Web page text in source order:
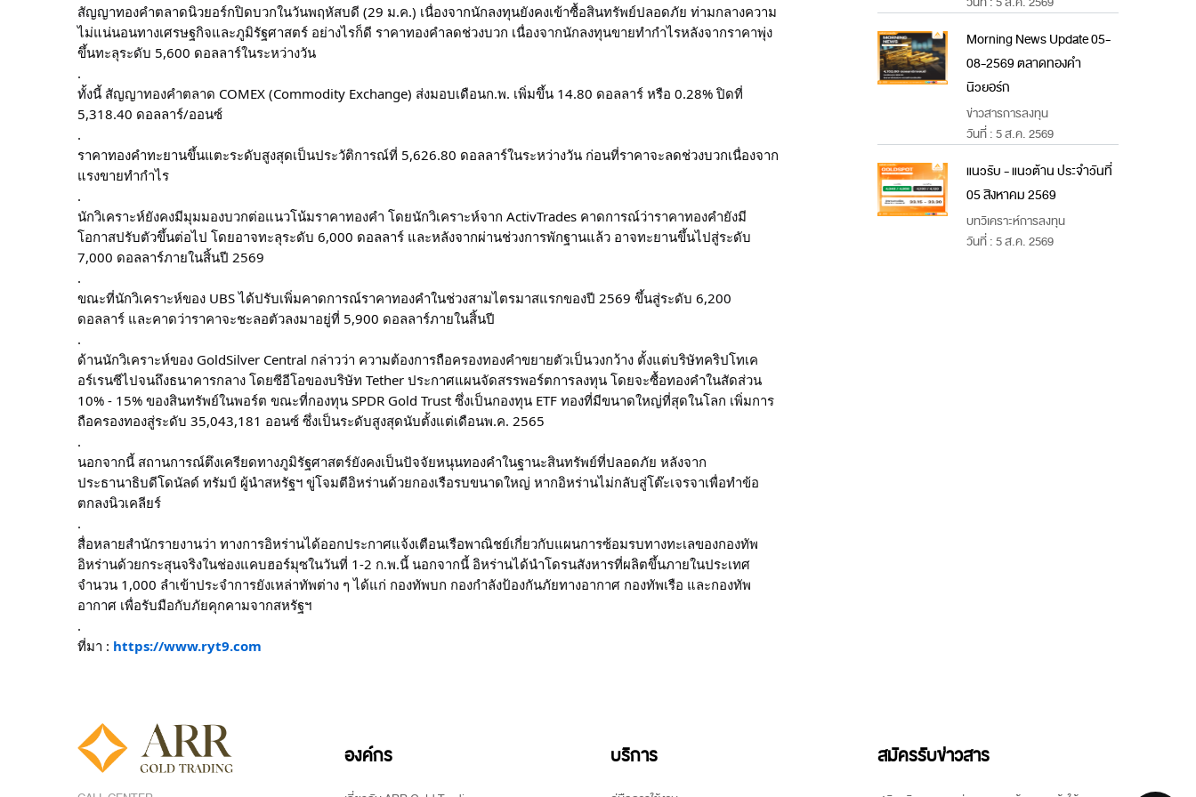
สัญญาทองคำตลาดนิวยอร์กปิดบวกในวันพฤหัสบดี (29 ม.ค.) เนื่องจากนักลงทุนยังคงเข้าซื้อสินทรัพย์ปลอดภัย ท่ามกลางความ
ไม่แน่นอนทางเศรษฐกิจและภูมิรัฐศาสตร์ อย่างไรก็ดี ราคาทองคำลดช่วงบวก เนื่องจากนักลงทุนขายทำกำไรหลังจากราคาพุ่ง
ขึ้นทะลุระดับ 5,600 ดอลลาร์ในระหว่างวัน
.
ทั้งนี้ สัญญาทองคำตลาด COMEX (Commodity Exchange) ส่งมอบเดือนก.พ. เพิ่มขึ้น 14.80 ดอลลาร์ หรือ 0.28% ปิดที่
5,318.40 ดอลลาร์/ออนซ์
.
ราคาทองคำทะยานขึ้นแตะระดับสูงสุดเป็นประวัติการณ์ที่ 5,626.80 ดอลลาร์ในระหว่างวัน ก่อนที่ราคาจะลดช่วงบวกเนื่องจาก
แรงขายทำกำไร
.
นักวิเคราะห์ยังคงมีมุมมองบวกต่อแนวโน้มราคาทองคำ โดยนักวิเคราะห์จาก ActivTrades คาดการณ์ว่าราคาทองคำยังมี
โอกาสปรับตัวขึ้นต่อไป โดยอาจทะลุระดับ 6,000 ดอลลาร์ และหลังจากผ่านช่วงการพักฐานแล้ว อาจทะยานขึ้นไปสู่ระดับ
7,000 ดอลลาร์ภายในสิ้นปี 2569
.
ขณะที่นักวิเคราะห์ของ UBS ได้ปรับเพิ่มคาดการณ์ราคาทองคำในช่วงสามไตรมาสแรกของปี 2569 ขึ้นสู่ระดับ 6,200
ดอลลาร์ และคาดว่าราคาจะชะลอตัวลงมาอยู่ที่ 5,900 ดอลลาร์ภายในสิ้นปี
.
ด้านนักวิเคราะห์ของ GoldSilver Central กล่าวว่า ความต้องการถือครองทองคำขยายตัวเป็นวงกว้าง ตั้งแต่บริษัทคริปโทเค
อร์เรนซีไปจนถึงธนาคารกลาง โดยซีอีโอของบริษัท Tether ประกาศแผนจัดสรรพอร์ตการลงทุน โดยจะซื้อทองคำในสัดส่วน
10% - 15% ของสินทรัพย์ในพอร์ต ขณะที่กองทุน SPDR Gold Trust ซึ่งเป็นกองทุน ETF ทองที่มีขนาดใหญ่ที่สุดในโลก เพิ่มการ
ถือครองทองสู่ระดับ 35,043,181 ออนซ์ ซึ่งเป็นระดับสูงสุดนับตั้งแต่เดือนพ.ค. 2565
.
นอกจากนี้ สถานการณ์ตึงเครียดทางภูมิรัฐศาสตร์ยังคงเป็นปัจจัยหนุนทองคำในฐานะสินทรัพย์ที่ปลอดภัย หลังจาก
ประธานาธิบดีโดนัลด์ ทรัมป์ ผู้นำสหรัฐฯ ขู่โจมตีอิหร่านด้วยกองเรือรบขนาดใหญ่ หากอิหร่านไม่กลับสู่โต๊ะเจรจาเพื่อทำข้อ
ตกลงนิวเคลียร์
.
สื่อหลายสำนักรายงานว่า ทางการอิหร่านได้ออกประกาศแจ้งเตือนเรือพาณิชย์เกี่ยวกับแผนการซ้อมรบทางทะเลของกองทัพ
อิหร่านด้วยกระสุนจริงในช่องแคบฮอร์มุซในวันที่ 1-2 ก.พ.นี้ นอกจากนี้ อิหร่านได้นำโดรนสังหารที่ผลิตขึ้นภายในประเทศ
จำนวน 1,000 ลำเข้าประจำการยังเหล่าทัพต่าง ๆ ได้แก่ กองทัพบก กองกำลังป้องกันภัยทางอากาศ กองทัพเรือ และกองทัพ
อากาศ เพื่อรับมือกับภัยคุกคามจากสหรัฐฯ
.
ที่มา : https://www.ryt9.com
Morning News Update 05-
08-2569 ตลาดทองคำ
นิวยอร์ก
ข่าวสารการลงทุน
วันที่ : 5 ส.ค. 2569
แนวรับ - แนวต้าน ประจำวันที่
05 สิงหาคม 2569
บทวิเคราะห์การลงทุน
วันที่ : 5 ส.ค. 2569
องค์กร บริการ สมัครรับข่าวสาร